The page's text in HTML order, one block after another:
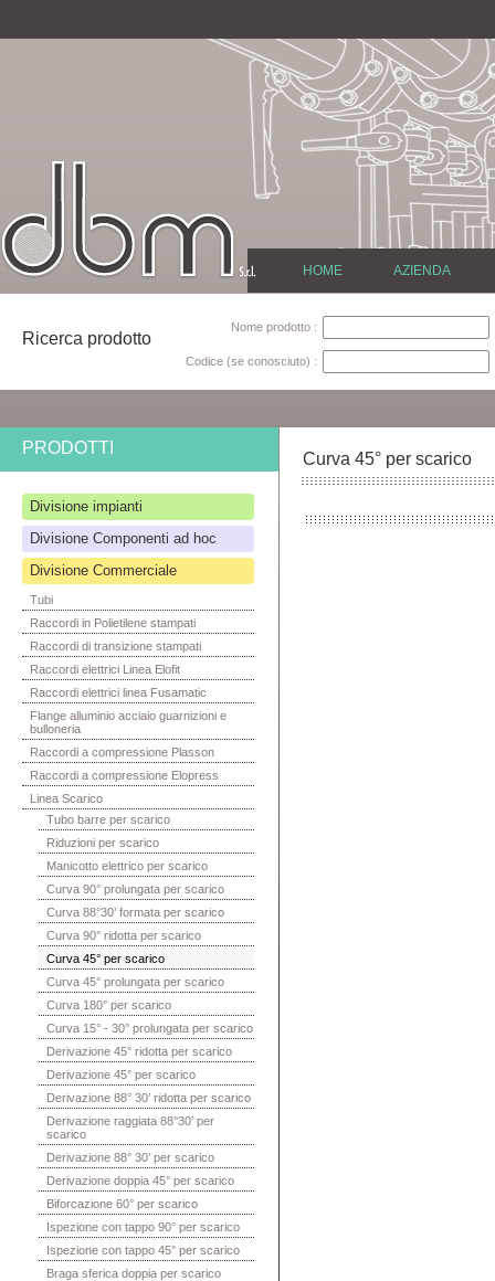
HOME AZIENDA
Ricerca prodotto
Nome prodotto :
Codice (se conosciuto) :
PRODOTTI
Divisione impianti
Divisione Componenti ad hoc
Divisione Commerciale
Tubi
Raccordi in Polietilene stampati
Raccordi di transizione stampati
Raccordi elettrici Linea Elofit
Raccordi elettrici linea Fusamatic
Flange alluminio acciaio guarnizioni e
bulloneria
Raccordi a compressione Plasson
Raccordi a compressione Elopress
Linea Scarico
Tubo barre per scarico
Riduzioni per scarico
Manicotto elettrico per scarico
Curva 90° prolungata per scarico
Curva 88°30’ formata per scarico
Curva 90° ridotta per scarico
Curva 45° per scarico
Curva 45° prolungata per scarico
Curva 180° per scarico
Curva 15° - 30° prolungata per scarico
Derivazione 45° ridotta per scarico
Derivazione 45° per scarico
Derivazione 88° 30’ ridotta per scarico
Derivazione raggiata 88°30’ per
scarico
Derivazione 88° 30’ per scarico
Derivazione doppia 45° per scarico
Biforcazione 60° per scarico
Ispezione con tappo 90° per scarico
Ispezione con tappo 45° per scarico
Braga sferica doppia per scarico
Curva 45° per scarico